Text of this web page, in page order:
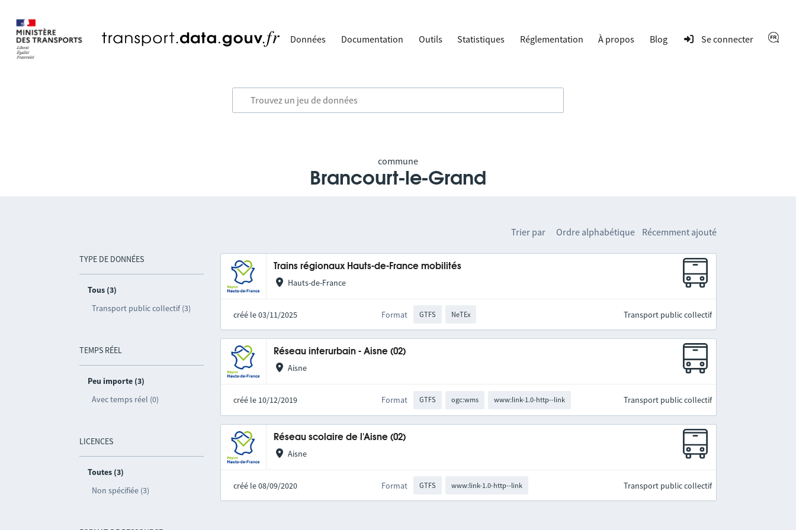
Données Documentation Outils Statistiques Réglementation À propos Blog Se connecter
commune
Brancourt-le-Grand
TYPE DE DONNÉES
Tous (3)
Transport public collectif (3)
TEMPS RÉEL
Peu importe (3)
Avec temps réel (0)
LICENCES
Toutes (3)
Non spécifiée (3)
Trier par Ordre alphabétique Récemment ajouté
Trains régionaux Hauts-de-France mobilités
Hauts-de-France
créé le 03/11/2025 Format GTFS NeTEx Transport public collectif
Réseau interurbain - Aisne (02)
Aisne
créé le 10/12/2019 Format GTFS ogc:wms www:link-1.0-http--link Transport public collectif
Réseau scolaire de l'Aisne (02)
Aisne
créé le 08/09/2020 Format GTFS www:link-1.0-http--link Transport public collectif